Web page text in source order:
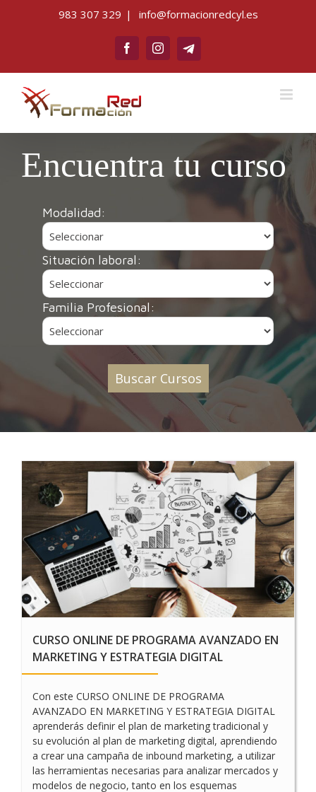
983 307 329 | info@formacionredcyl.es
FacebookInstagram
Telegram
Encuentra tu curso
Modalidad:
Situación laboral:
Familia Profesional:
CURSO ONLINE DE PROGRAMA AVANZADO EN
MARKETING Y ESTRATEGIA DIGITAL
Con este CURSO ONLINE DE PROGRAMA
AVANZADO EN MARKETING Y ESTRATEGIA DIGITAL
aprenderás definir el plan de marketing tradicional y
su evolución al plan de marketing digital, aprendiendo
a crear una campaña de inbound marketing, a utilizar
las herramientas necesarias para analizar mercados y
modelos de negocio, tanto en los esquemas